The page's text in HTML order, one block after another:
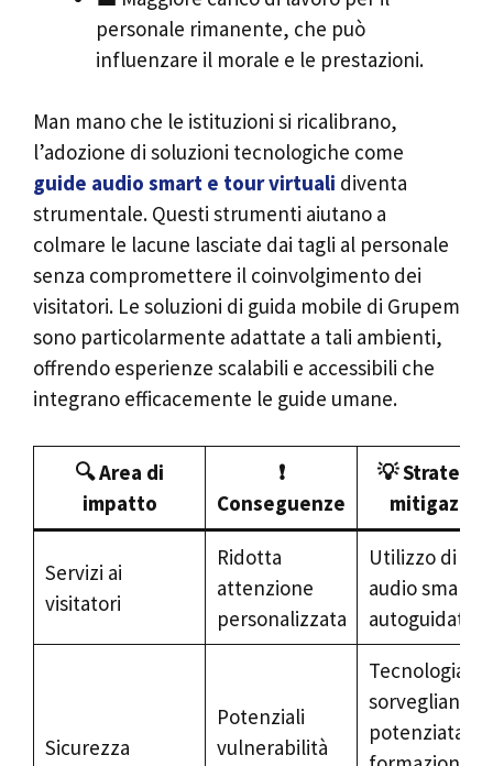
personale rimanente, che può
influenzare il morale e le prestazioni.
Man mano che le istituzioni si ricalibrano,
l’adozione di soluzioni tecnologiche come
guide audio smart e tour virtuali diventa
strumentale. Questi strumenti aiutano a
colmare le lacune lasciate dai tagli al personale
senza compromettere il coinvolgimento dei
visitatori. Le soluzioni di guida mobile di Grupem
sono particolarmente adattate a tali ambienti,
offrendo esperienze scalabili e accessibili che
integrano efficacemente le guide umane.
🔍 Area di
impatto
❗
Conseguenze
💡
Servizi ai
visitatori
Ridotta
attenzione
personalizzata
Utilizzo di
audio smart,
autoguidati
Sicurezza
Potenziali
vulnerabilità
Tecnologia di
sorveglianza
potenziata,